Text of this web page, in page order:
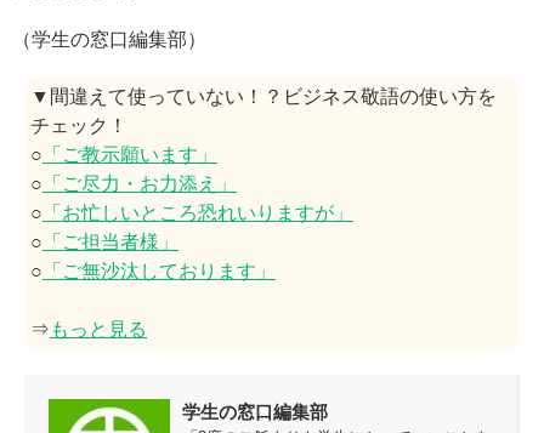
（学生の窓口編集部）
▼間違えて使っていない！？ビジネス敬語の使い方を
チェック！
○ 「ご教示願います」
○ 「ご尽力・お力添え」
○ 「お忙しいところ恐れいりますが」
○ 「ご担当者様」
○ 「ご無沙汰しております」
⇒ もっと見る
学生の窓口編集部